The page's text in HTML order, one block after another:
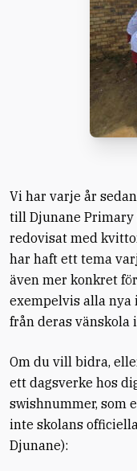
Vi har varje år
till Djunane Primary
redovisat med
har haft ett tema
även mer konkret
exempelvis alla nya
från deras vänskola
Om du vill bidra,
ett dagsverke hos
swishnummer, som
inte skolans
Djunane):